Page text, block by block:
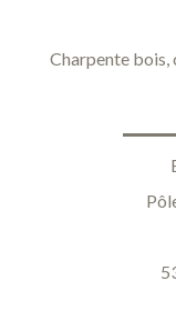
Charpente bois,